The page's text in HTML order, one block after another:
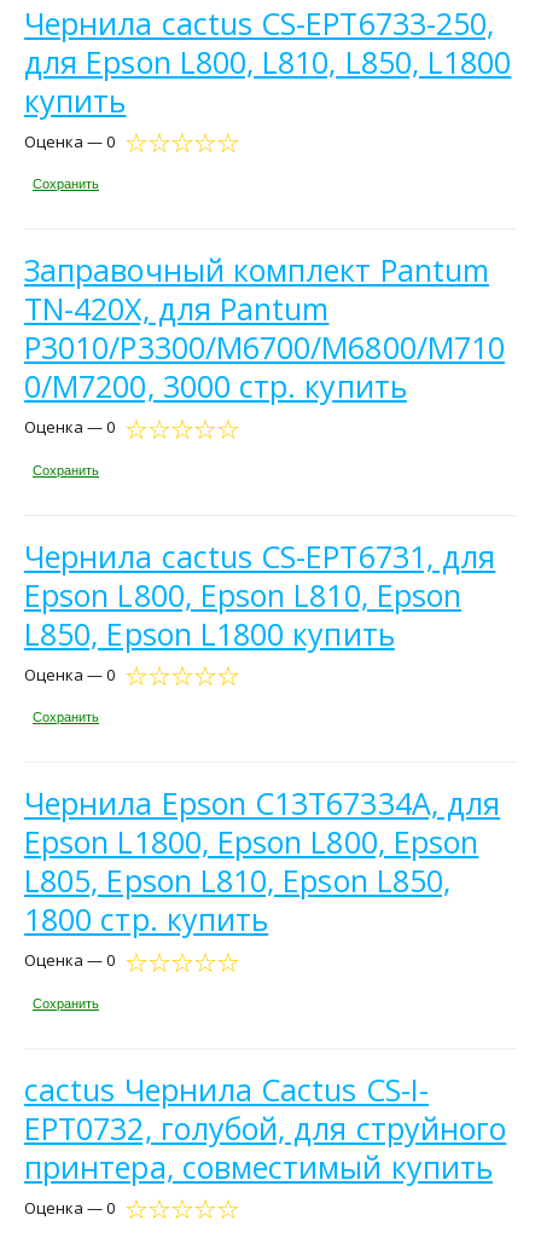
Чернила cactus CS-EPT6733-250,
для Epson L800, L810, L850, L1800
купить
Оценка — 0
Сохранить
Заправочный комплект Pantum
TN-420X, для Pantum
P3010/P3300/M6700/M6800/M710
0/M7200, 3000 стр. купить
Оценка — 0
Сохранить
Чернила cactus CS-EPT6731, для
Epson L800, Epson L810, Epson
L850, Epson L1800 купить
Оценка — 0
Сохранить
Чернила Epson C13T67334A, для
Epson L1800, Epson L800, Epson
L805, Epson L810, Epson L850,
1800 стр. купить
Оценка — 0
Сохранить
cactus Чернила Cactus CS-I-
EPT0732, голубой, для струйного
принтера, совместимый купить
Оценка — 0